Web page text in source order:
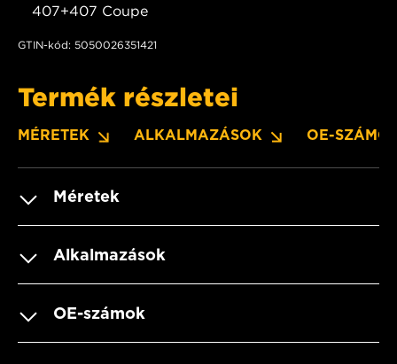
407+407 Coupe
GTIN-kód: 5050026351421
Termék részletei
MÉRETEK ALKALMAZÁSOK OE-
Méretek
Alkalmazások
OE-számok